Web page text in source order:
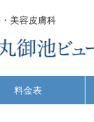
美容皮膚科
料金表